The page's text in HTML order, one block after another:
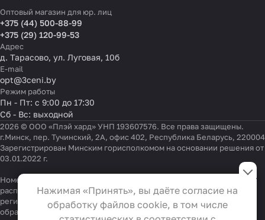
Оптовый магазин для юр. лиц
+375 (44) 500-88-99
+375 (29) 120-99-53
Адрес
д. Тарасово, ул. Луговая, 10б
E-mail
opt@3ceni.by
Режим работы
Пн - Пт: с 9:00 до 17:30
Сб - Вс: выходной
2026 © ООО «Плэй хард» УНП 193607576. Все права защищены.
г.Минск, пер. Тучинский, 2А, офис 402, Республика Беларусь, 220004
Зарегистрирован Минским горисполкомом на основании решения от
03.01.2022 г.
Номер телефона работников местных исполнительных и
распорядительных органов по месту государственной
регистрации ООО «Плэй хард», уполномоченных рассматривать
обращения покупателей:
+375 17 323-41-58 ,
Настройки файлов cookie
Функциональные
Эти файлы необходимы для
функционирования сайта и не
Нажимая «Принять», вы даёте согласие на
обработку файлов cookie, в том числе